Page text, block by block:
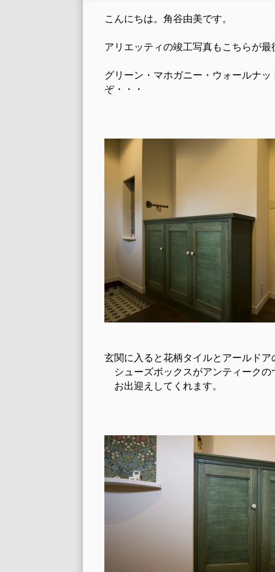
こんにちは。角谷由美です。
アリエッティの竣工写真もこちらが最
グリーン・マホガニー・ウォールナ
ぞ・・・
玄関に入ると花柄タイルとアールドア
シューズボックスがアンティークの
お出迎えしてくれます。